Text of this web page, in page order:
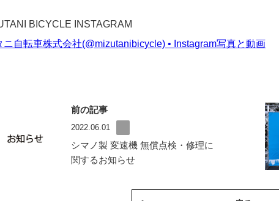
BICYCLE INSTAGRAM
ニ自転車株式会社(@mizutanibicycle) • Instagram写真と動画
前の記事
2022.06.01
シマノ製 変速機 無償点検・修理に
関するお知らせ